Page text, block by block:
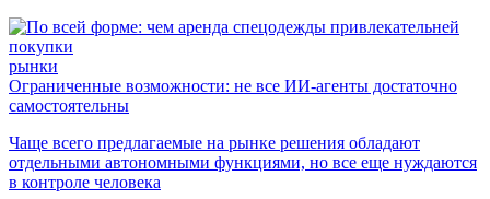
рынки
Ограниченные возможности: не все ИИ-агенты достаточно
самостоятельны
Чаще всего предлагаемые на рынке решения обладают
отдельными автономными функциями, но все еще нуждаются
в контроле человека